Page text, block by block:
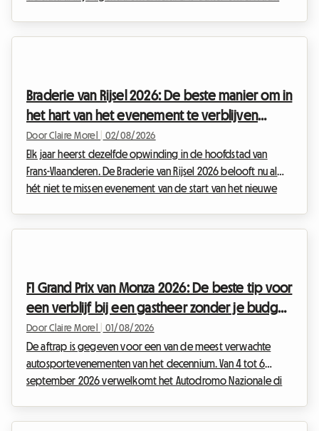
liefhebbers van de negende kunst. Di...
Braderie van Rijsel 2026: De beste manier om in
het hart van het evenement te verblijven
zonder de hoofdprijs te betalen
Door Claire Morel 02/08/2026
Elk jaar heerst dezelfde opwinding in de hoofdstad van
Frans-Vlaanderen. De Braderie van Rijsel 2026 belooft nu al
hét niet te missen evenement van de start van het nieuwe
bezoekers. Een slaapplek vinden wordt al snel een ware ...
F1 Grand Prix van Monza 2026: De beste tip voor
een verblijf bij een gastheer zonder je budget
te overschrijden
Door Claire Morel 01/08/2026
De aftrap is gegeven voor een van de meest verwachte
autosportevenementen van het decennium. Van 4 tot 6
september 2026 verwelkomt het Autodromo Nazionale di